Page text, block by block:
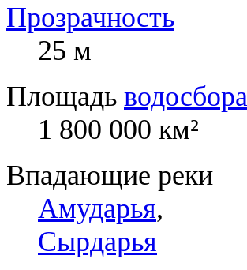
Прозрачность
25 м
Площадь водосбора
1 800 000 км²
Впадающие реки
Амударья,
Сырдарья